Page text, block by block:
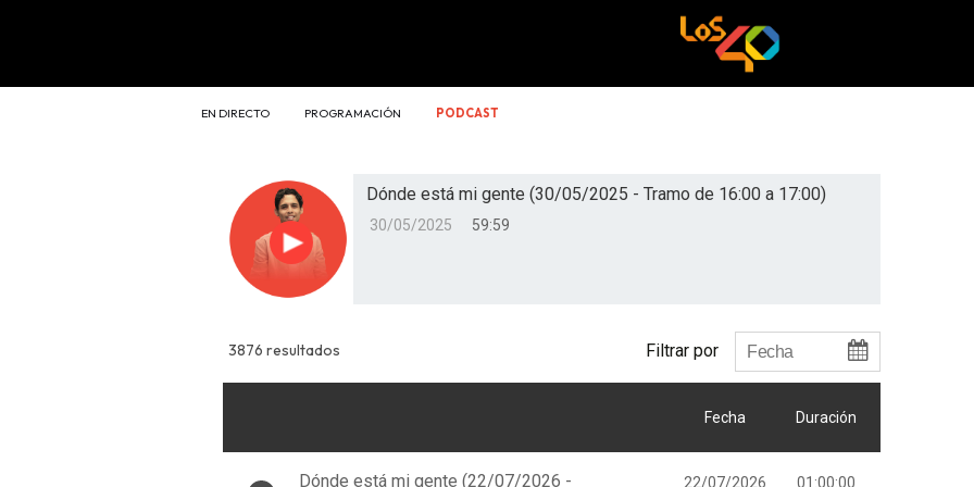
EN DIRECTO PROGRAMACIÓN PODCAST
Reproducir
Dónde está mi gente (30/05/2025 - Tramo de 16:00 a 17:00)
30/05/2025 59:59
3876 resultados Filtrar por
Fecha Duración
Dónde está mi gente (22/07/2026 -
22/07/2026 01:00:00